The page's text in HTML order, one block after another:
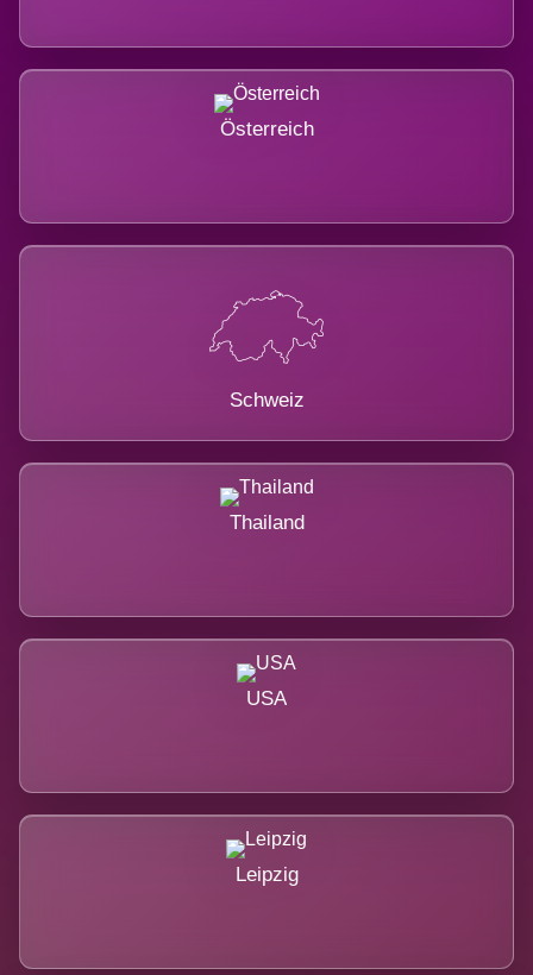
Österreich
Schweiz
Thailand
USA
Leipzig